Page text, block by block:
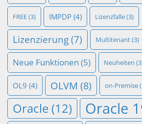
FREE(3) IMPDP (4) Lizenzfalle(3)
Lizenzierung(7) Multitenant(3)
Neue Funktionen (5) Neuheiten
OL9 (4) OLVM (8) on-Premise
Oracle (12) Oracle